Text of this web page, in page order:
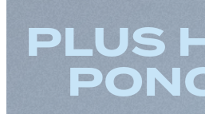
PLUS